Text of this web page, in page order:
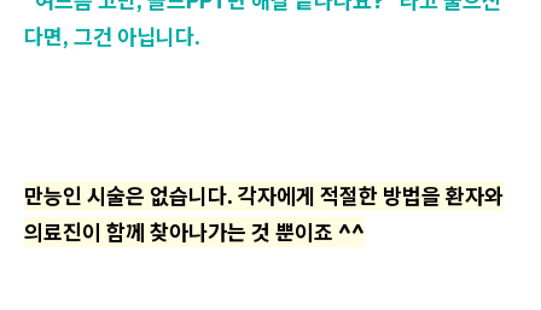
다면, 그건 아닙니다.
만능인 시술은 없습니다. 각자에게 적절한 방법을 환자와
의료진이 함께 찾아나가는 것 뿐이죠 ^^